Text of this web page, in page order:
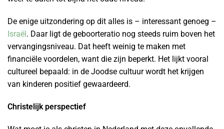
De enige uitzondering op dit alles is – interessant genoeg –
Israël. Daar ligt de geboorteratio nog steeds ruim boven het
vervangingsniveau. Dat heeft weinig te maken met
financiële voordelen, want die zijn beperkt. Het lijkt vooral
cultureel bepaald: in de Joodse cultuur wordt het krijgen
van kinderen positief gewaardeerd.
Christelijk perspectief